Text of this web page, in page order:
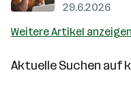
29.6.2026
Weitere Artikel anzeigen
Aktuelle Suchen auf